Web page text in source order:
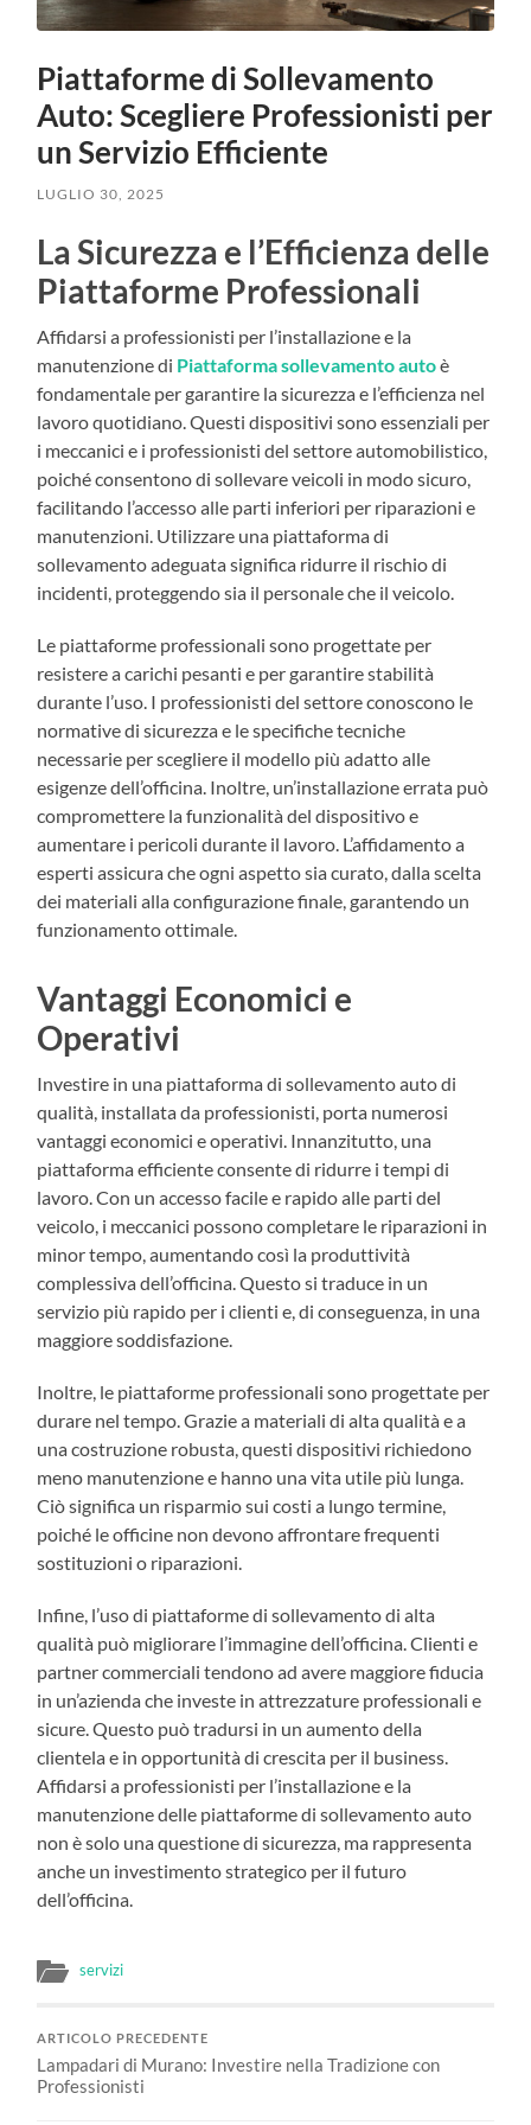
Piattaforme di Sollevamento
Auto: Scegliere Professionisti per
un Servizio Efficiente
LUGLIO 30, 2025
La Sicurezza e l’Efficienza delle
Piattaforme Professionali
Affidarsi a professionisti per l’installazione e la
manutenzione di Piattaforma sollevamento autoè
fondamentale per garantire la sicurezza e l’efficienza nel
lavoro quotidiano. Questi dispositivi sono essenziali per
i meccanici e i professionisti del settore automobilistico,
poiché consentono di sollevare veicoli in modo sicuro,
facilitando l’accesso alle parti inferiori per riparazioni e
manutenzioni. Utilizzare una piattaforma di
sollevamento adeguata significa ridurre il rischio di
incidenti, proteggendo sia il personale che il veicolo.
Le piattaforme professionali sono progettate per
resistere a carichi pesanti e per garantire stabilità
durante l’uso. I professionisti del settore conoscono le
normative di sicurezza e le specifiche tecniche
necessarie per scegliere il modello più adatto alle
esigenze dell’officina. Inoltre, un’installazione errata può
compromettere la funzionalità del dispositivo e
aumentare i pericoli durante il lavoro. L’affidamento a
esperti assicura che ogni aspetto sia curato, dalla scelta
dei materiali alla configurazione finale, garantendo un
funzionamento ottimale.
Vantaggi Economici e
Operativi
Investire in una piattaforma di sollevamento auto di
qualità, installata da professionisti, porta numerosi
vantaggi economici e operativi. Innanzitutto, una
piattaforma efficiente consente di ridurre i tempi di
lavoro. Con un accesso facile e rapido alle parti del
veicolo, i meccanici possono completare le riparazioni in
minor tempo, aumentando così la produttività
complessiva dell’officina. Questo si traduce in un
servizio più rapido per i clienti e, di conseguenza, in una
maggiore soddisfazione.
Inoltre, le piattaforme professionali sono progettate per
durare nel tempo. Grazie a materiali di alta qualità e a
una costruzione robusta, questi dispositivi richiedono
meno manutenzione e hanno una vita utile più lunga.
Ciò significa un risparmio sui costi a lungo termine,
poiché le officine non devono affrontare frequenti
sostituzioni o riparazioni.
Infine, l’uso di piattaforme di sollevamento di alta
qualità può migliorare l’immagine dell’officina. Clienti e
partner commerciali tendono ad avere maggiore fiducia
in un’azienda che investe in attrezzature professionali e
sicure. Questo può tradursi in un aumento della
clientela e in opportunità di crescita per il business.
Affidarsi a professionisti per l’installazione e la
manutenzione delle piattaforme di sollevamento auto
non è solo una questione di sicurezza, ma rappresenta
anche un investimento strategico per il futuro
dell’officina.
servizi
ARTICOLO PRECEDENTE
Lampadari di Murano: Investire nella Tradizione con
Professionisti